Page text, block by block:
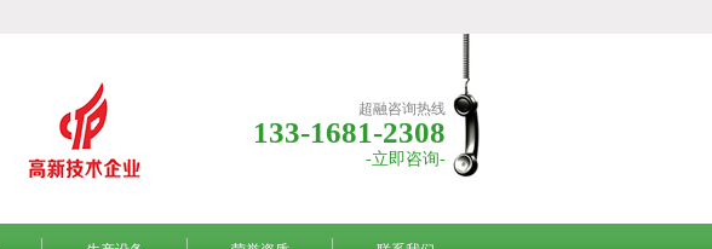
超融咨询热线
133-1681-2308
-立即咨询-